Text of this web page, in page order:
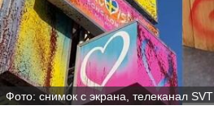
Фото: снимок с экрана, телеканал SVT